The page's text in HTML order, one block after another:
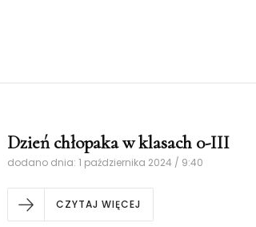
Dzień chłopaka w klasach 0-III
dodano dnia: 1 października 2024 / 9:40
CZYTAJ WIĘCEJ